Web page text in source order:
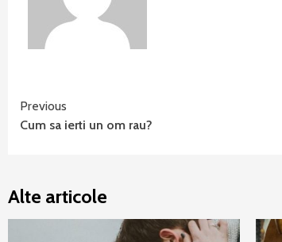
Continue
Reading
Previous
Cum sa ierti un om rau?
Alte articole